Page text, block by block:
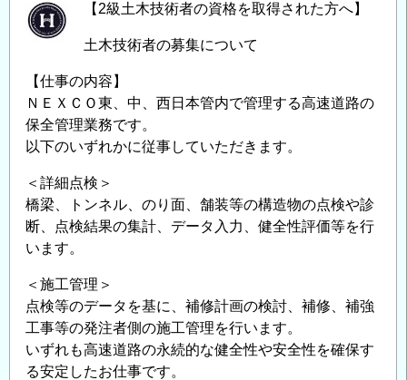
つ
い
の
【2級土木技術者の資格を取得された方へ】
土木技術者の募集について
【仕事の内容】
ＮＥＸＣＯ東、中、西日本管内で管理する高速道路の
保全管理業務です。
以下のいずれかに従事していただきます。
＜詳細点検＞
橋梁、トンネル、のり面、舗装等の構造物の点検や診
断、点検結果の集計、データ入力、健全性評価等を行
います。
＜施工管理＞
点検等のデータを基に、補修計画の検討、補修、補強
工事等の発注者側の施工管理を行います。
いずれも高速道路の永続的な健全性や安全性を確保す
る安定したお仕事です。